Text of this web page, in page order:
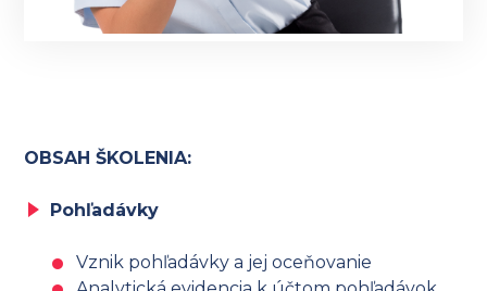
OBSAH ŠKOLENIA:
Pohľadávky
Vznik pohľadávky a jej oceňovanie